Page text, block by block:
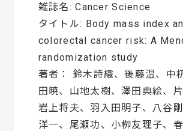
雑誌名: Cancer Science
タイトル: Body mass index
colorectal cancer risk: A
randomization study
著者： 鈴木詩織、後藤温、中
田暁、山地太樹、澤田典絵、片
岩上将夫、羽入田明子、八谷
洋一、尾瀬功、小栁友理子、